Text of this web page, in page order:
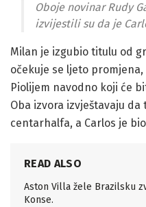
Oboje novinar Rudy
izvijestili su da je
Milan je izgubio titulu od
očekuje se ljeto
Piolijem navodno koji će
Oba izvora izvještavaju
centarhalfa, a Carlos je
READ ALSO
Aston Villa žele Brazilsku
Konse.